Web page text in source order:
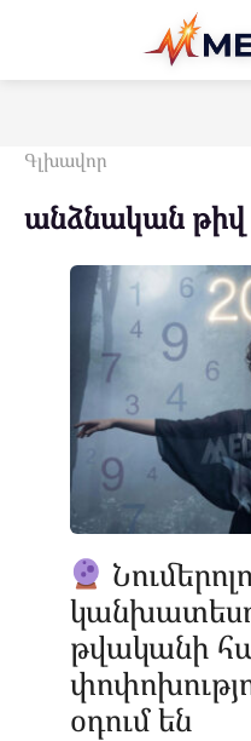
Перейти
контенту
Գլխավոր
անձնական թիվ
թվականի
օդում են